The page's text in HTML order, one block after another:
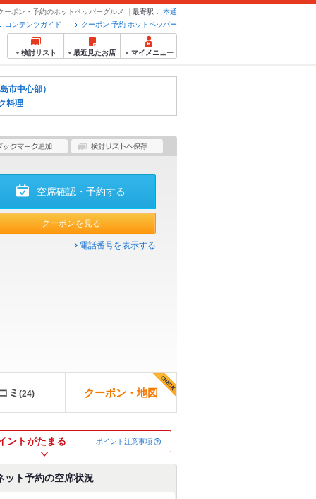
ーポン・予約のホットペッパーグルメ 最寄駅：
本通
クーポン 予約 ホットペッパー
コンテンツガイド
検討リスト 最近見たお店 マイメニュー
市中心部）
料理
空席確認・予約する
クーポンを見る
電話番号を表示する
ミ (24) クーポン・地図
ントがたまる ポイント注意事項
ット予約の空席状況